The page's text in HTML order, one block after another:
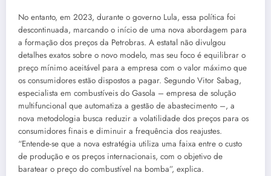
No entanto, em 2023, durante o governo Lula, essa política foi
descontinuada, marcando o início de uma nova abordagem para
a formação dos preços da Petrobras. A estatal não divulgou
detalhes exatos sobre o novo modelo, mas seu foco é equilibrar o
preço mínimo aceitável para a empresa com o valor máximo que
os consumidores estão dispostos a pagar. Segundo Vitor Sabag,
especialista em combustíveis do Gasola – empresa de solução
multifuncional que automatiza a gestão de abastecimento –, a
nova metodologia busca reduzir a volatilidade dos preços para os
consumidores finais e diminuir a frequência dos reajustes.
“Entende-se que a nova estratégia utiliza uma faixa entre o custo
de produção e os preços internacionais, com o objetivo de
baratear o preço do combustível na bomba”, explica.